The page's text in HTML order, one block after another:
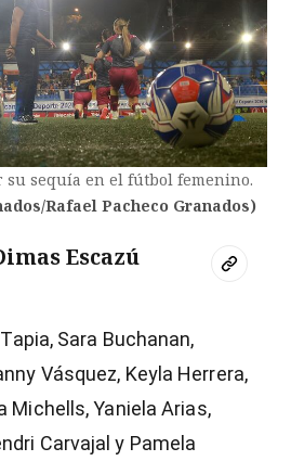
su sequía en el fútbol femenino.
Rafael Pacheco Granados)
Escazú
Sara Buchanan,
Vásquez, Keyla Herrera,
Michells, Yaniela Arias,
Carvajal y Pamela